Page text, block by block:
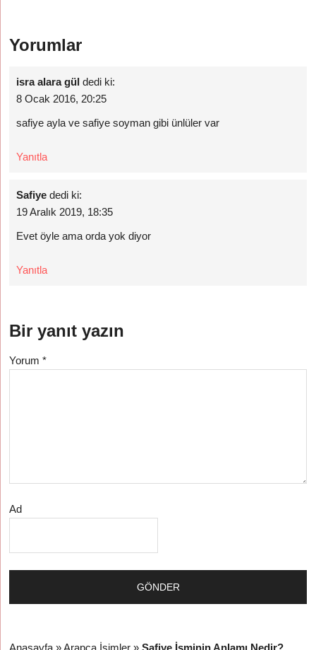
Yorumlar
isra alara gül dedi ki:
8 Ocak 2016, 20:25
safiye ayla ve safiye soyman gibi ünlüler var
Yanıtla
Safiye dedi ki:
19 Aralık 2019, 18:35
Evet öyle ama orda yok diyor
Yanıtla
Bir yanıt yazın
Yorum*
Ad
Anasayfa » Arapça İsimler »Safiye İsminin Anlamı Nedir?